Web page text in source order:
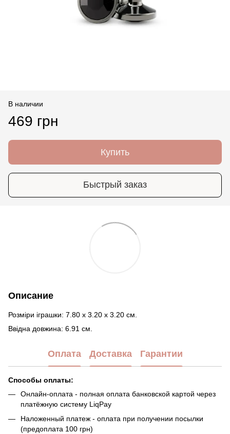
В наличии
469 грн
Купить
Быстрый заказ
Описание
Розміри іграшки: 7.80 x 3.20 x 3.20 см.
Ввідна довжина: 6.91 см.
Оплата Доставка Гарантии
Способы оплаты:
Онлайн-оплата - полная оплата банковской картой через
платёжную систему LiqPay
Наложенный платеж - оплата при получении посылки
(предоплата 100 грн)